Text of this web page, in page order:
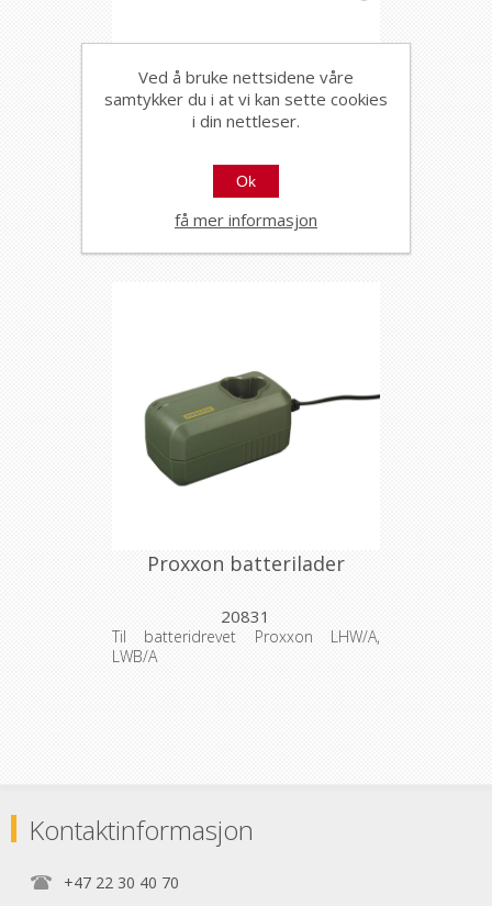
Proxxon batteridrevet
20830
Langhalset batteridrevet
vinkelbormaskin
Proxxon batterilader
20831
Til batteridrevet Proxxon LHW/A,
LWB/A
Kontaktinformasjon
+47 22 30 40 70
Ved å bruke nettsidene våre
samtykker du i at vi kan sette cookies
i din nettleser.
Ok
få mer informasjon